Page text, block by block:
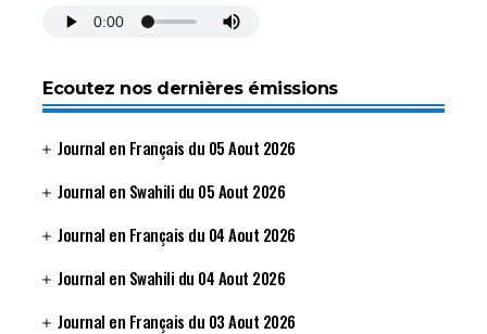
Ecoutez nos dernières émissions
Journal en Français du 05 Aout 2026
Journal en Swahili du 05 Aout 2026
Journal en Français du 04 Aout 2026
Journal en Swahili du 04 Aout 2026
Journal en Français du 03 Aout 2026